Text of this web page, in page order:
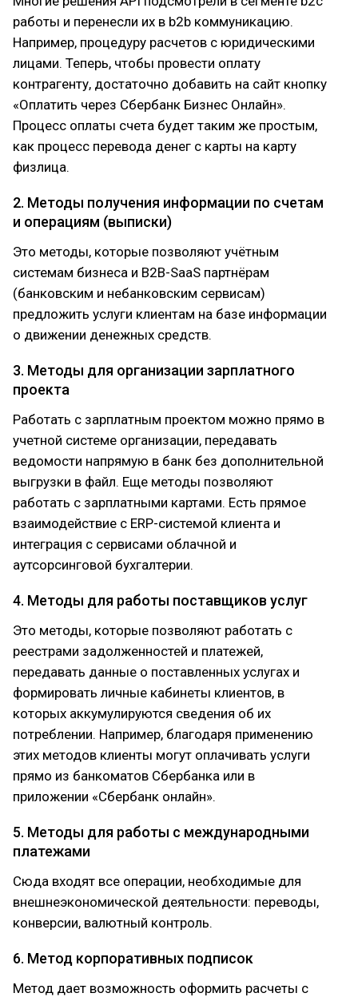
работы и перенесли их в b2b коммуникацию.
Например, процедуру расчетов с юридическими
лицами. Теперь, чтобы провести оплату
контрагенту, достаточно добавить на сайт кнопку
«Оплатить через Сбербанк Бизнес Онлайн».
Процесс оплаты счета будет таким же простым,
как процесс перевода денег с карты на карту
физлица.
2. Методы получения информации по счетам
и операциям (выписки)
Это методы, которые позволяют учётным
системам бизнеса и В2B-SaaS партнёрам
(банковским и небанковским сервисам)
предложить услуги клиентам на базе информации
о движении денежных средств.
3. Методы для организации зарплатного
проекта
Работать с зарплатным проектом можно прямо в
учетной системе организации, передавать
ведомости напрямую в банк без дополнительной
выгрузки в файл. Еще методы позволяют
работать с зарплатными картами. Есть прямое
взаимодействие с ERP-системой клиента и
интеграция с сервисами облачной и
аутсорсинговой бухгалтерии.
4. Методы для работы поставщиков услуг
Это методы, которые позволяют работать с
реестрами задолженностей и платежей,
передавать данные о поставленных услугах и
формировать личные кабинеты клиентов, в
которых аккумулируются сведения об их
потреблении. Например, благодаря применению
этих методов клиенты могут оплачивать услуги
прямо из банкоматов Сбербанка или в
приложении «Сбербанк онлайн».
5. Методы для работы с международными
платежами
Сюда входят все операции, необходимые для
внешнеэкономической деятельности: переводы,
конверсии, валютный контроль.
6. Метод корпоративных подписок
Метод дает возможность оформить расчеты с